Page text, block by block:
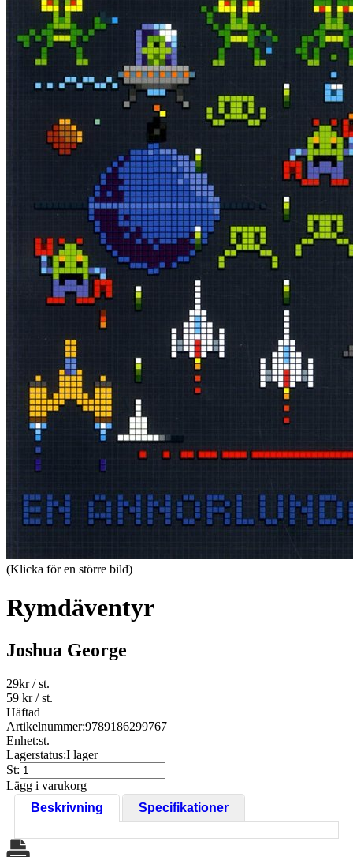
(Klicka för en större bild)
Rymdäventyr
Joshua George
29kr/ st.
59 kr/ st.
Häftad
Artikelnummer:9789186299767
Enhet:st.
Lagerstatus:I lager
St:
Lägg i varukorg
Beskrivning
Specifikationer